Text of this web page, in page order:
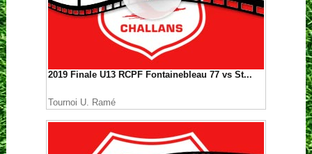
2019 Finale U13 RCPF Fontainebleau 77 vs St...
Tournoi U. Ramé